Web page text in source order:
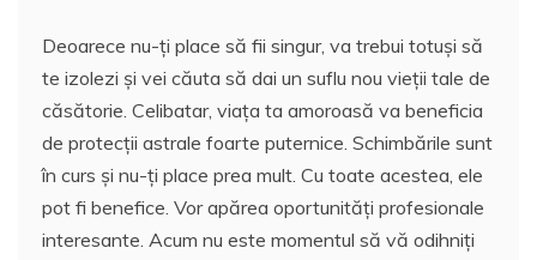
Deoarece nu-ți place să fii singur, va trebui totuși să
te izolezi și vei căuta să dai un suflu nou vieții tale de
căsătorie. Celibatar, viața ta amoroasă va beneficia
de protecții astrale foarte puternice. Schimbările sunt
în curs și nu-ți place prea mult. Cu toate acestea, ele
pot fi benefice. Vor apărea oportunități profesionale
interesante. Acum nu este momentul să vă odihniți